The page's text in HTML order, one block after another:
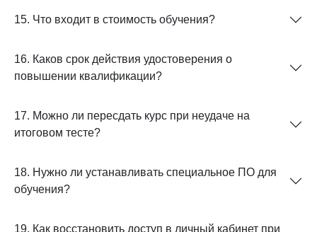
15. Что входит в стоимость обучения?
16. Каков срок действия удостоверения о
повышении квалификации?
17. Можно ли пересдать курс при неудаче на
итоговом тесте?
18. Нужно ли устанавливать специальное ПО для
обучения?
19. Как восстановить доступ в личный кабинет при